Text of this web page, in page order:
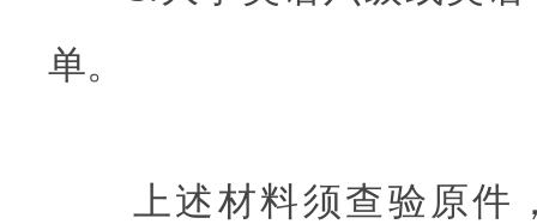
单。
上述材料须查验原件